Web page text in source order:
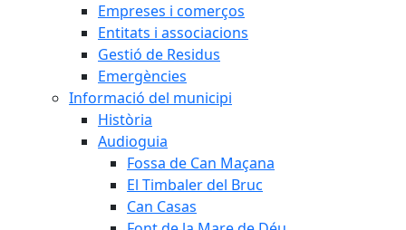
Empreses i comerços
Entitats i associacions
Gestió de Residus
Emergències
Informació del municipi
Història
Audioguia
Fossa de Can Maçana
El Timbaler del Bruc
Can Casas